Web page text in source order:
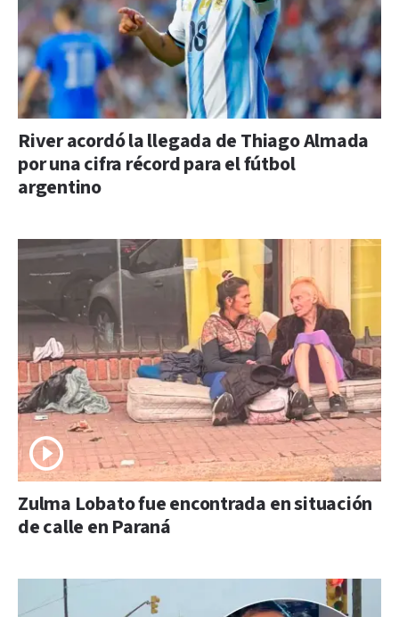
River acordó la llegada de Thiago Almada
por una cifra récord para el fútbol
argentino
Zulma Lobato fue encontrada en situación
de calle en Paraná